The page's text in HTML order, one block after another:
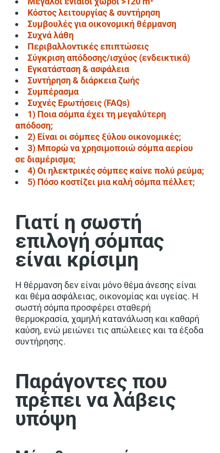
Κόστος λειτουργίας & συντήρηση
Συμβουλές για οικονομική θέρμανση
Συχνά λάθη
Περιβαλλοντικές επιπτώσεις
Σύγκριση απόδοσης/ισχύος (ενδεικτικά)
Εγκατάσταση & ασφάλεια
Συντήρηση & διάρκεια ζωής
Συμπέρασμα
Συχνές Ερωτήσεις (FAQs)
1) Ποια σόμπα έχει τη μεγαλύτερη
απόδοση;
2) Είναι οι σόμπες ξύλου οικονομικές;
3) Μπορώ να χρησιμοποιώ σόμπα αερίου
σε διαμέρισμα;
4) Οι ηλεκτρικές σόμπες καίνε πολύ ρεύμα;
5) Πόσο κοστίζει μια καλή σόμπα πέλλετ;
Γιατί η σωστή
επιλογή σόμπας
είναι κρίσιμη
Η θέρμανση δεν είναι μόνο θέμα άνεσης είναι
και θέμα ασφάλειας, οικονομίας και υγείας. Η
σωστή σόμπα προσφέρει σταθερή
θερμοκρασία, χαμηλή κατανάλωση και καθαρή
καύση, ενώ μειώνει τις απώλειες και τα έξοδα
συντήρησης.
Παράγοντες που
πρέπει να λάβεις
υπόψη